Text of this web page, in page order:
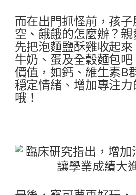
而在出門抓怪前，孩
空、餓餓的怎麼辦？親
先把泡麵鹽酥雞收起
牛奶、蛋及全穀麵包
價值，如鈣、維生素B
穏定情緒、增加專注
哦！